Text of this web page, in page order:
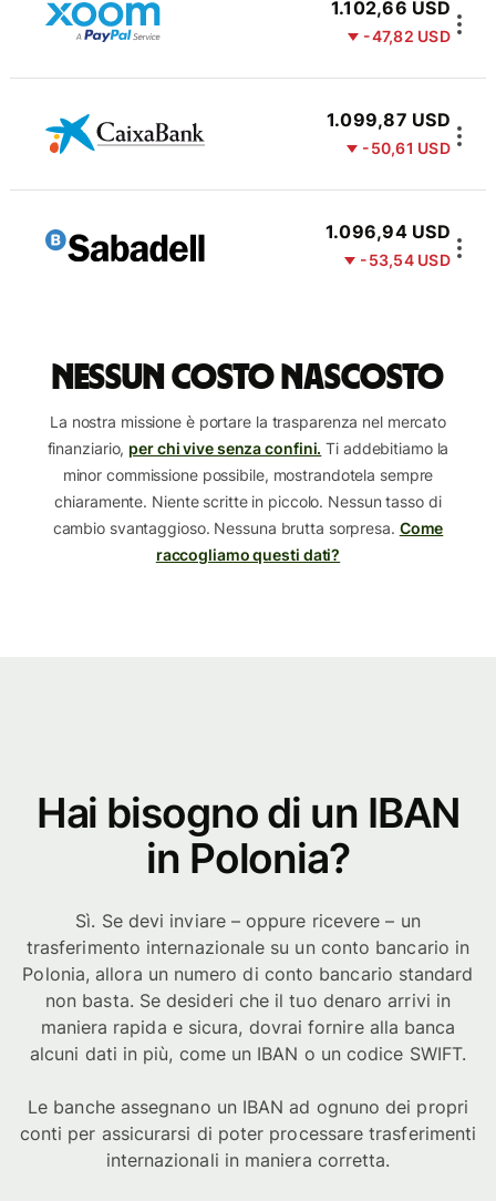
1.102,66 USD
-47,82 USD
1.099,87 USD
-50,61 USD
1.096,94 USD
-53,54 USD
Nessun costo nascosto
La nostra missione è portare la trasparenza nel mercato
finanziario, per chi vive senza confini. Ti addebitiamo la
minor commissione possibile, mostrandotela sempre
chiaramente. Niente scritte in piccolo. Nessun tasso di
cambio svantaggioso. Nessuna brutta sorpresa. Come
raccogliamo questi dati?
Hai bisogno di un IBAN
in Polonia?
Sì. Se devi inviare – oppure ricevere – un
trasferimento internazionale su un conto bancario in
Polonia, allora un numero di conto bancario standard
non basta. Se desideri che il tuo denaro arrivi in
maniera rapida e sicura, dovrai fornire alla banca
alcuni dati in più, come un IBAN o un codice SWIFT.
Le banche assegnano un IBAN ad ognuno dei propri
conti per assicurarsi di poter processare trasferimenti
internazionali in maniera corretta.